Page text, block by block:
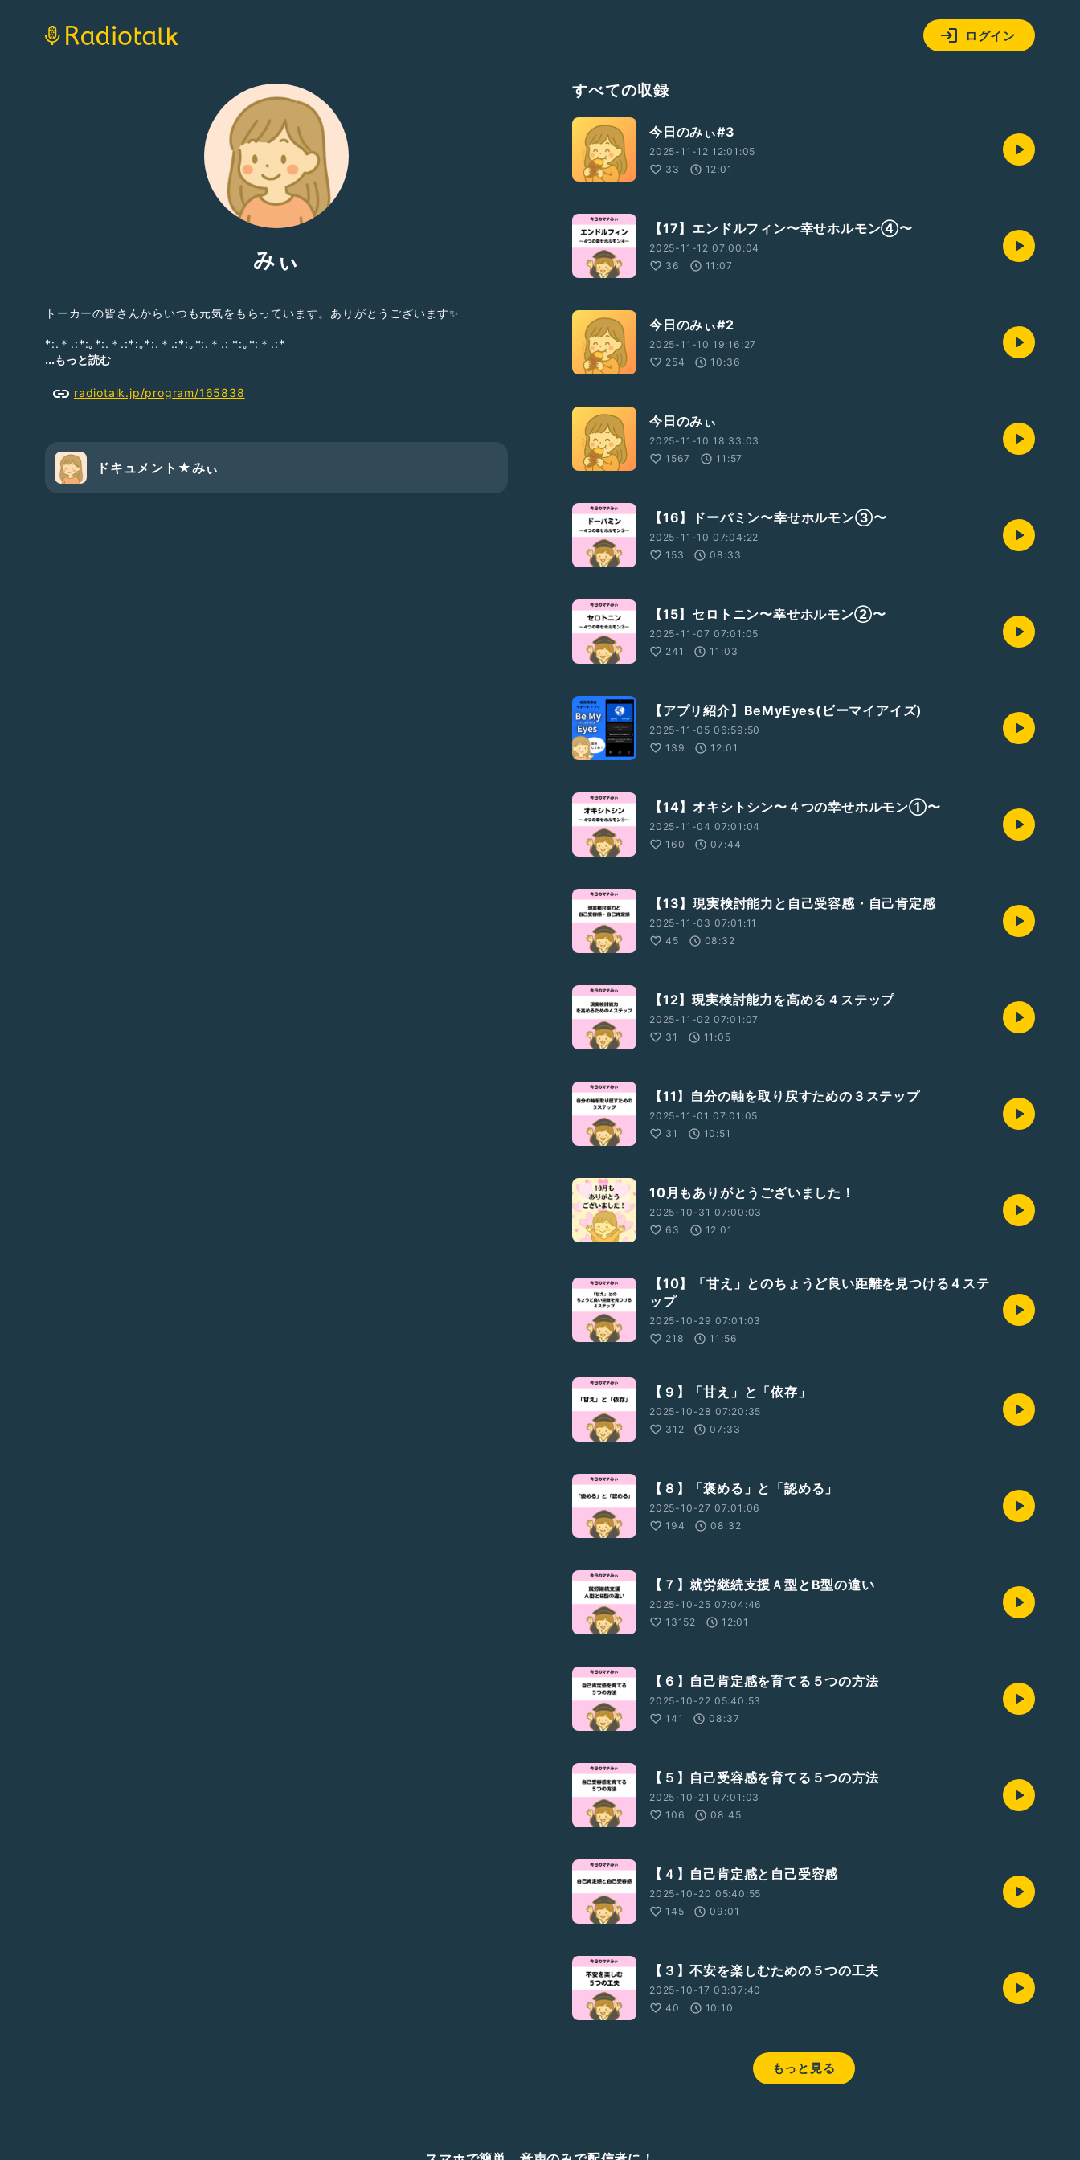
ログイン
みぃ
トーカーの皆さんからいつも元気をもらっています。ありがとうございます✨
*:.＊.:*:｡*:.＊.:*:｡*:.＊.:*:｡*:.＊.: *:｡*:＊.:*
～11月の間はトーカーもしていましたが、配信するたびに自分の未熟さを痛感して、
...もっと読む
radiotalk.jp/program/165838
ドキュメント★みぃ
すべての収録
今日のみぃ#3
2025-11-12 12:01:05
33
12:01
【17】エンドルフィン〜幸せホルモン④〜
2025-11-12 07:00:04
36
11:07
今日のみぃ#2
2025-11-10 19:16:27
254
10:36
今日のみぃ
2025-11-10 18:33:03
1567
11:57
【16】ドーパミン〜幸せホルモン③〜
2025-11-10 07:04:22
153
08:33
【15】セロトニン〜幸せホルモン②〜
2025-11-07 07:01:05
241
11:03
【アプリ紹介】BeMyEyes(ビーマイアイズ)
2025-11-05 06:59:50
139
12:01
【14】オキシトシン〜４つの幸せホルモン①〜
2025-11-04 07:01:04
160
07:44
【13】現実検討能力と自己受容感・自己肯定感
2025-11-03 07:01:11
45
08:32
【12】現実検討能力を高める４ステップ
2025-11-02 07:01:07
31
11:05
【11】自分の軸を取り戻すための３ステップ
2025-11-01 07:01:05
31
10:51
10月もありがとうございました！
2025-10-31 07:00:03
63
12:01
【10】「甘え」とのちょうど良い距離を見つける４ステ
ップ
2025-10-29 07:01:03
218
11:56
【９】「甘え」と「依存」
2025-10-28 07:20:35
312
07:33
【８】「褒める」と「認める」
2025-10-27 07:01:06
194
08:32
【７】就労継続支援Ａ型とB型の違い
2025-10-25 07:04:46
13152
12:01
【６】自己肯定感を育てる５つの方法
2025-10-22 05:40:53
141
08:37
【５】自己受容感を育てる５つの方法
2025-10-21 07:01:03
106
08:45
【４】自己肯定感と自己受容感
2025-10-20 05:40:55
145
09:01
【３】不安を楽しむための５つの工夫
2025-10-17 03:37:40
40
10:10
もっと見る